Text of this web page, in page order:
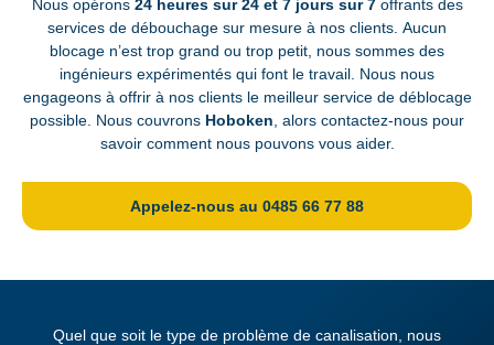
Nous opérons 24 heures sur 24 et 7 jours sur 7offrants des
services de débouchage sur mesure à nos clients. Aucun
blocage n’est trop grand ou trop petit, nous sommes des
ingénieurs expérimentés qui font le travail. Nous nous
engageons à offrir à nos clients le meilleur service de déblocage
possible. Nous couvrons Hoboken , alors contactez-nous pour
savoir comment nous pouvons vous aider.
Appelez-nous au 0485 66 77 88
Quel que soit le type de problème de canalisation, nous